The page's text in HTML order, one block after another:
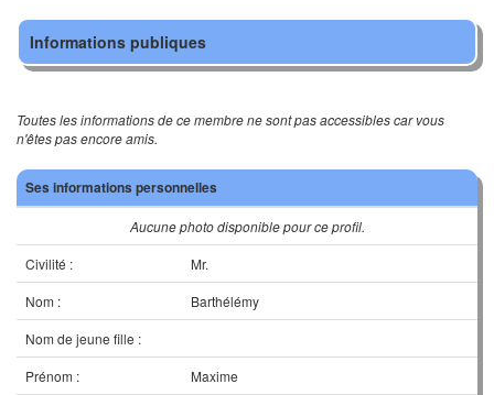
Informations publiques
Toutes les informations de ce membre ne sont pas accessibles car vous
n'êtes pas encore amis.
Ses informations personnelles
Aucune photo disponible pour ce profil.
Civilité :
Mr.
Nom :
Barthélémy
Nom de jeune fille :
Prénom :
Maxime